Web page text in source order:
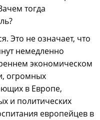
тогда
Это не означает, что
немедленно
экономическом
огромных
в Европе,
и политических
европейцев в